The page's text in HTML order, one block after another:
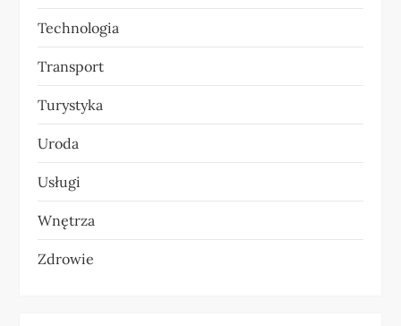
Technologia
Transport
Turystyka
Uroda
Usługi
Wnętrza
Zdrowie